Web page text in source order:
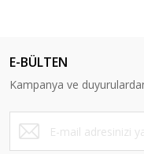
E-BÜLTEN
Kampanya ve